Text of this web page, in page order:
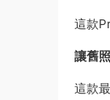
這款
讓舊
這款